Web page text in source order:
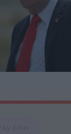
by Libre